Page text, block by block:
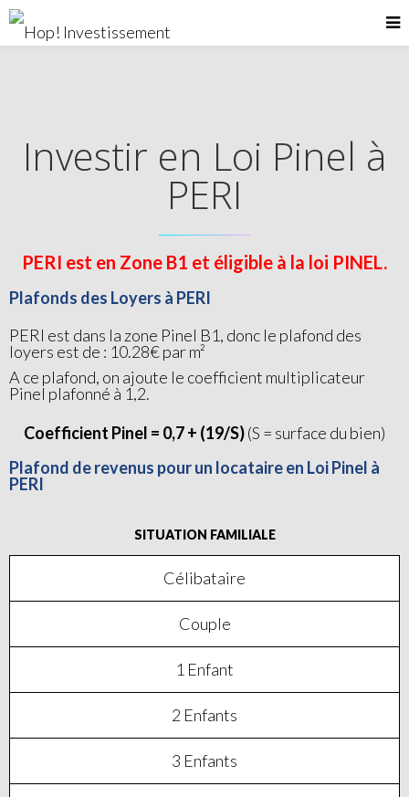
Investir en Loi Pinel à
PERI
PERI est en Zone B1 et éligible à la loi PINEL.
Plafonds des Loyers à PERI
PERI est dans la zone Pinel B1, donc le plafond des
loyers est de : 10.28€ par m²
A ce plafond, on ajoute le coefficient multiplicateur
Pinel plafonné à 1,2.
Coefficient Pinel = 0,7 + (19/S)(S = surface du bien)
Plafond de revenus pour un locataire en Loi Pinel à
PERI
SITUATION FAMILIALE
Célibataire
Couple
1 Enfant
2 Enfants
3 Enfants